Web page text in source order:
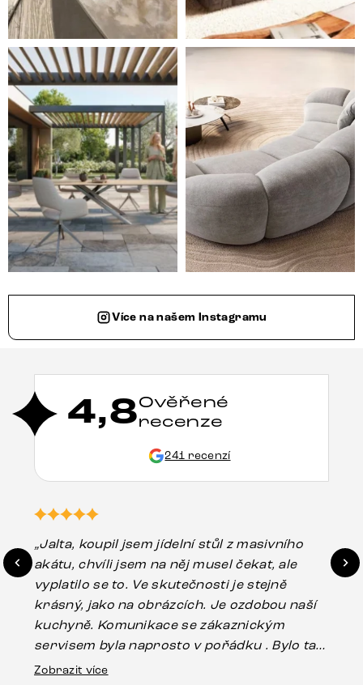
Styl, odolnost a společné chvíle pod širým nebem.
Ne každá pohovka je jen
Více na našem Instagramu
4,8Ověřené
recenze
241 recenzí
„Jalta, koupil jsem jídelní stůl z masivního
akátu, chvíli jsem na něj musel čekat, ale
vyplatilo se to. Ve skutečnosti je stejně
krásný, jako na obrázcích. Je ozdobou naší
kuchyně. Komunikace se zákaznickým
servisem byla naprosto v pořádku . Bylo tam
drobné poškození u nohy stolu, které mohlo
Zobrazit více